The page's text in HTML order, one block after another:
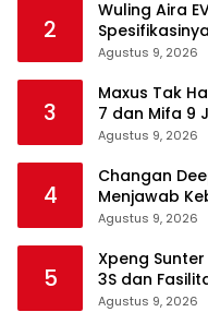
2
Wuling Aira
Spesifikasinya
Agustus 9, 2026
3
Maxus Tak
7 dan Mifa 9
Agustus 9, 2026
4
Changan
Menjawab
Agustus 9, 2026
5
Xpeng
3S dan
Agustus 9, 2026